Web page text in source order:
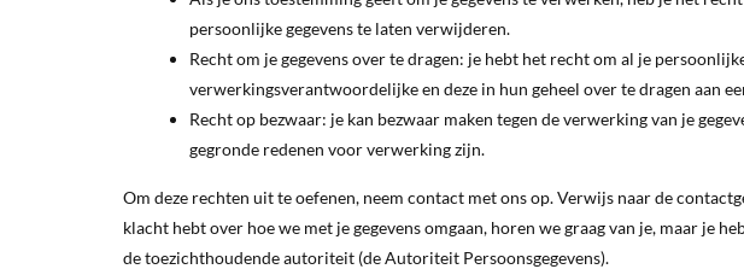
persoonlijke gegevens te laten verwijderen.
Recht om je gegevens over te dragen: je hebt het recht om al je
verwerkingsverantwoordelijke en deze in hun geheel over te dragen aan
Recht op bezwaar: je kan bezwaar maken tegen de verwerking van je
gegronde redenen voor verwerking zijn.
Om deze rechten uit te oefenen, neem contact met ons op. Verwijs naar de
klacht hebt over hoe we met je gegevens omgaan, horen we graag van je, maar je
de toezichthoudende autoriteit (de Autoriteit Persoonsgegevens).